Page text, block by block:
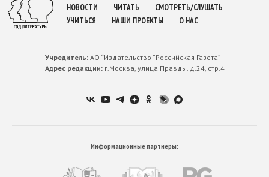
НОВОСТИ ЧИТАТЬ
СМОТРЕТЬ/СЛУШАТЬ
УЧИТЬСЯ
НАШИ ПРОЕКТЫ О НАС
Учредитель:АО “Издательство ”Российская Газета”
Адрес редакции:г.Москва, улица Правды. д.24, стр.4
Информационные партнеры: